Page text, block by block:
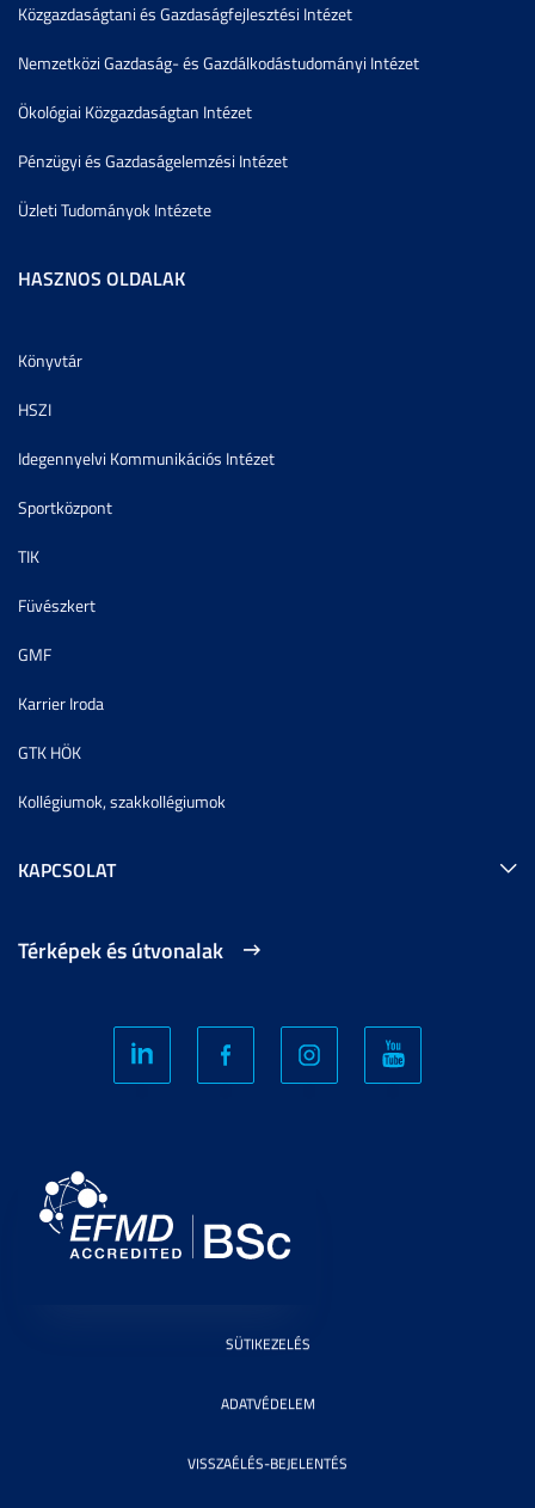
Közgazdaságtani és Gazdaságfejlesztési Intézet
Nemzetközi Gazdaság- és Gazdálkodástudományi Intézet
Ökológiai Közgazdaságtan Intézet
Pénzügyi és Gazdaságelemzési Intézet
Üzleti Tudományok Intézete
HASZNOS OLDALAK
Könyvtár
HSZI
Idegennyelvi Kommunikációs Intézet
Sportközpont
TIK
Füvészkert
GMF
Karrier Iroda
GTK HÖK
Kollégiumok, szakkollégiumok
KAPCSOLAT
Térképek és útvonalak
SÜTIKEZELÉS
ADATVÉDELEM
VISSZAÉLÉS-BEJELENTÉS